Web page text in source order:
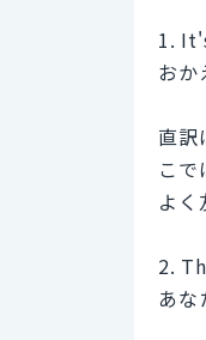
1.
おか
直訳
こ
よく
2.
あな